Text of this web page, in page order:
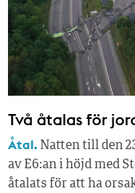
Två åtalas för
Åtal. Natten till den
av E6:an i höjd med
åtalats för att ha